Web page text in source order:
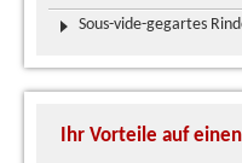
Sous-vide-gegartes
Ihr Vorteile auf